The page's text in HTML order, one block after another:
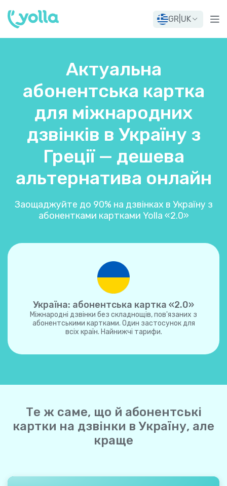
GR UK
Актуальна
абонентська картка
для міжнародних
дзвінків в Україну з
Греції — дешева
альтернатива онлайн
Заощаджуйте до 90% на дзвінках в Україну з
абонентками картками Yolla «2.0»
Україна: абонентська картка «2.0»
Міжнародні дзвінки без складнощів, пов'язаних з
абонентськими картками. Один застосунок для
всіх країн. Найнижчі тарифи.
Те ж саме, що й абонентські
картки на дзвінки в Україну, але
краще